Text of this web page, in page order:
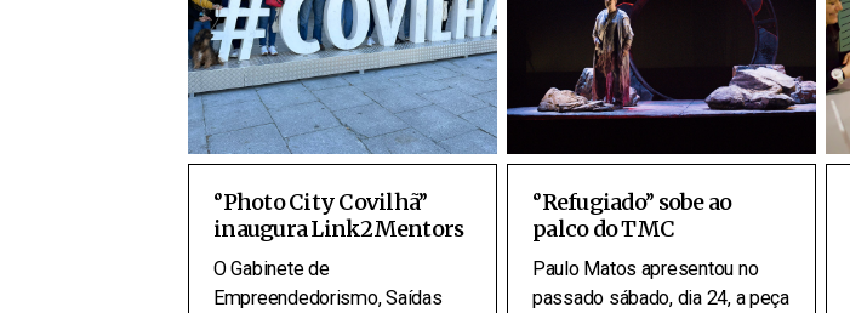
‘’Photo City Covilhã’’
inaugura Link2Mentors
O Gabinete de
Empreendedorismo, Saídas
‘’Refugiado’’ sobe ao
palco do TMC
Paulo Matos apresentou no
passado sábado, dia 24, a peça